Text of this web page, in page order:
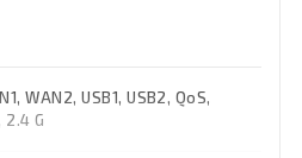
WAN2, USB1, USB2, QoS,
2.4 G